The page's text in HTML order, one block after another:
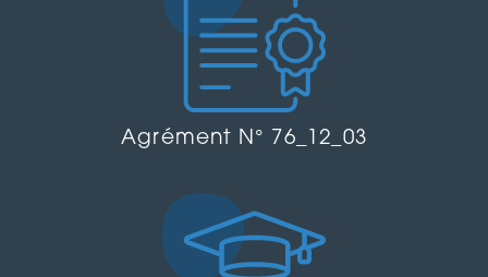
Agrément N° 76_12_03